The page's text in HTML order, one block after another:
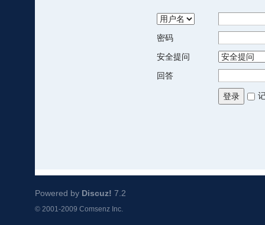
密码
安全提问
回答
登录
Powered by Discuz! 7.2
© 2001-2009 Comsenz Inc.